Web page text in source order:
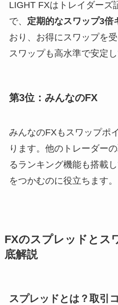
LIGHT FXはトレイダーズ
で、 定期的なスワップ3倍
おり、お得にスワップを
スワップも高水準で安定し
第3位：みんなのFX
みんなのFXもスワップポ
ります。他のトレーダー
るランキング機能も搭載
をつかむのに役立ちます。
FXのスプレッドとス
底解説
スプレッドとは？取引